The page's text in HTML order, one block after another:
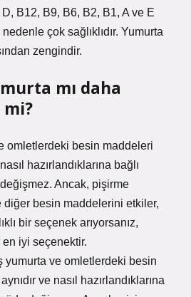
D, B12, B9, B6, B2, B1, A ve E
çok sağlıklıdır. Yumurta
zengindir.
mı daha
mi?
omletlerdeki besin maddeleri
hazırlandıklarına bağlı
Ancak, pişirme
besin maddelerini etkiler,
bir seçenek arıyorsanız,
en iyi seçenektir.
yumurta ve omletlerdeki besin
ve nasıl hazırlandıklarına